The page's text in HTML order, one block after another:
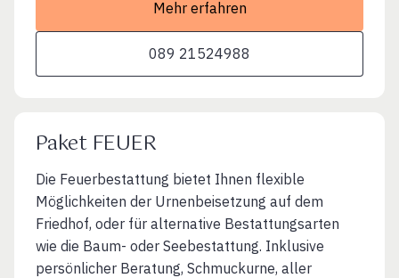
Mehr erfahren
089 21524988
Paket FEUER
Die Feuerbestattung bietet Ihnen flexible
Möglichkeiten der Urnenbeisetzung auf dem
Friedhof, oder für alternative Bestattungsarten
wie die Baum- oder Seebestattung. Inklusive
persönlicher Beratung, Schmuckurne, aller